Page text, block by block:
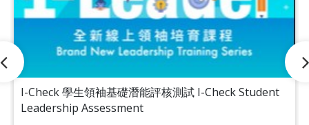
I-Check 學生領袖基礎潛能評核測試 I-Check Student
Leadership Assessment